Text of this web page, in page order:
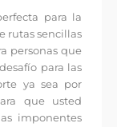
para la
rutas sencillas
personas que
para las
ya sea por
que usted
imponentes